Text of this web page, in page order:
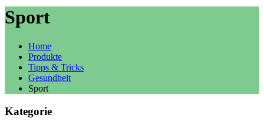
Sport
Home
Produkte
Tipps & Tricks
Gesundheit
Sport
Kategorie